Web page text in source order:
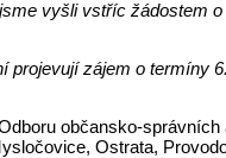
vyšli vstříc
zájem o termíny
občansko-
Ostrata,